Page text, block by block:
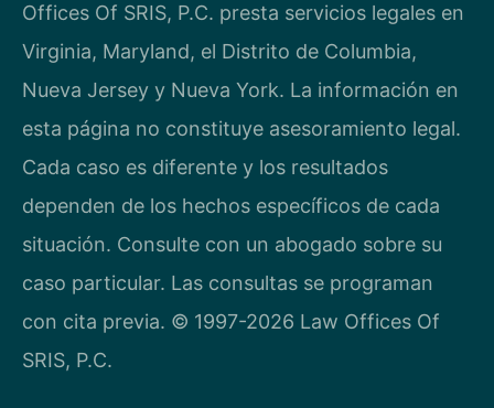
Offices Of SRIS, P.C. presta servicios legales en
Virginia, Maryland, el Distrito de Columbia,
Nueva Jersey y Nueva York. La información en
esta página no constituye asesoramiento legal.
Cada caso es diferente y los resultados
dependen de los hechos específicos de cada
situación. Consulte con un abogado sobre su
caso particular. Las consultas se programan
con cita previa. © 1997-2026 Law Offices Of
SRIS, P.C.